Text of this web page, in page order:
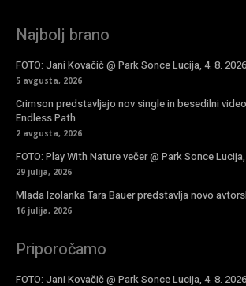
Najbolj brano
FOTO: Jani Kovačič @ Park Sonce Lucija, 4. 8. 2026
5 avgusta, 2026
Crimson predstavljajo nov single in besedilni
Endless Path
2 avgusta, 2026
FOTO: Play With Nature večer @ Park Sonce
29 julija, 2026
Mlada Izolanka Tara Bauer predstavlja novo
16 julija, 2026
Priporočamo
FOTO: Jani Kovačič @ Park Sonce Lucija, 4. 8. 2026